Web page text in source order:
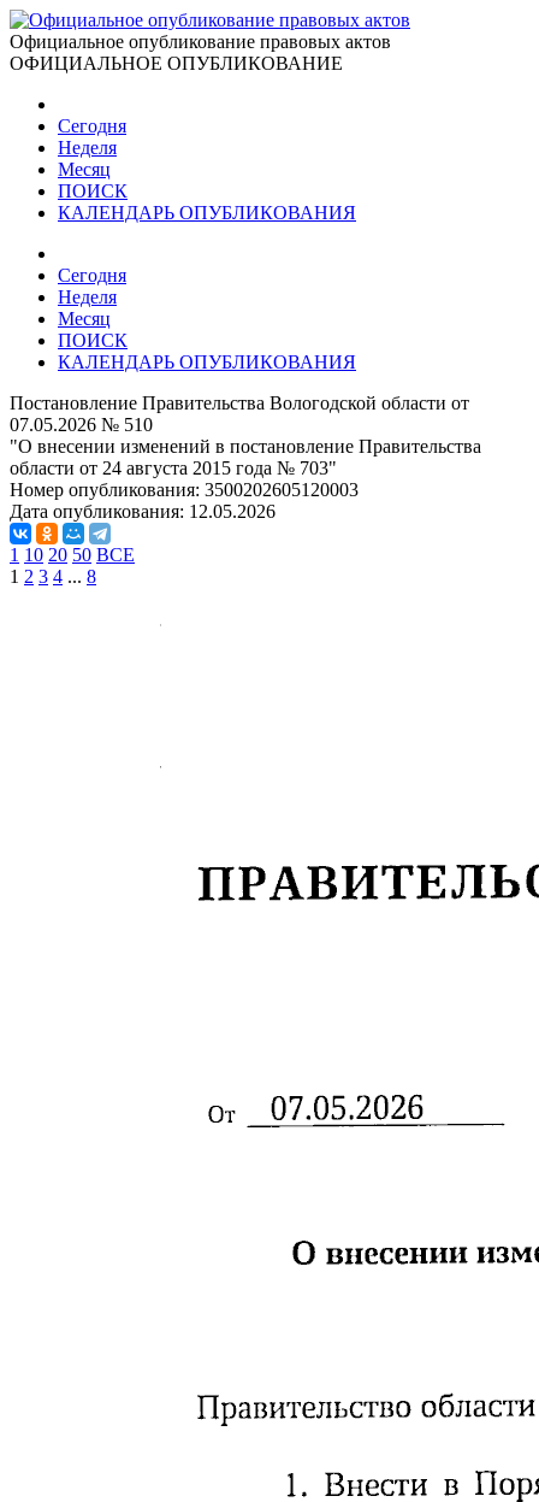
Официальное опубликование правовых актов
ОФИЦИАЛЬНОЕ ОПУБЛИКОВАНИЕ
Сегодня
Неделя
Месяц
ПОИСК
КАЛЕНДАРЬ ОПУБЛИКОВАНИЯ
Сегодня
Неделя
Месяц
ПОИСК
КАЛЕНДАРЬ ОПУБЛИКОВАНИЯ
Постановление Правительства Вологодской области от
07.05.2026 № 510
"О внесении изменений в постановление Правительства
области от 24 августа 2015 года № 703"
Номер опубликования: 3500202605120003
Дата опубликования: 12.05.2026
1 10 20 50 ВСЕ
1 2 3 4 ... 8